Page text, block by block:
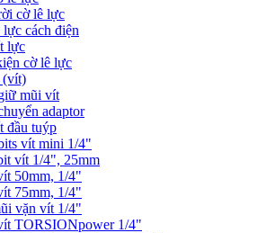
cờ lê lực
lực cách điện
lực
cờ lê lực
(vít)
mũi vít
adaptor
đầu tuýp
vít mini 1/4"
vít 1/4", 25mm
50mm, 1/4"
75mm, 1/4"
vặn vít 1/4"
TORSIONpower 1/4"